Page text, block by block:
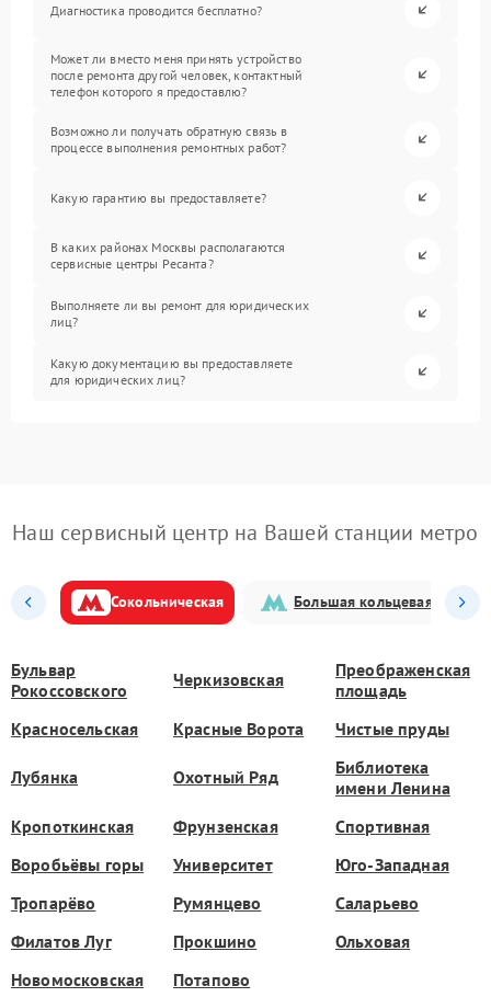
Диагностика проводится бесплатно?
Может ли вместо меня принять устройство
после ремонта другой человек, контактный
телефон которого я предоставлю?
Возможно ли получать обратную связь в
процессе выполнения ремонтных работ?
Какую гарантию вы предоставляете?
В каких районах Москвы располагаются
сервисные центры Ресанта?
Выполняете ли вы ремонт для юридических
лиц?
Какую документацию вы предоставляете
для юридических лиц?
Наш сервисный центр на Вашей станции метро
Сокольническая Большая кольцевая
Бульвар
Рокоссовского
Черкизовская
Преображенская
площадь
Красносельская
Красные Ворота Чистые пруды
Лубянка Охотный Ряд
Библиотека
имени Ленина
Кропоткинская
Фрунзенская
Спортивная
Воробьёвы горы
Университет
Юго-Западная
Тропарёво
Румянцево
Саларьево
Филатов Луг
Прокшино
Ольховая
Новомосковская
Потапово